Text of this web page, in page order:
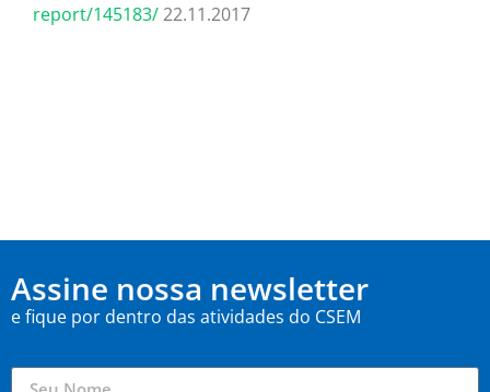
report/145183/22.11.2017
Assine nossa newsletter
e fique por dentro das atividades do CSEM